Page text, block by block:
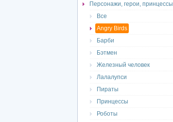
Персонажи, герои, принцессы
Все
Angry Birds
Барби
Бэтмен
Железный человек
Лалалупси
Пираты
Принцессы
Роботы